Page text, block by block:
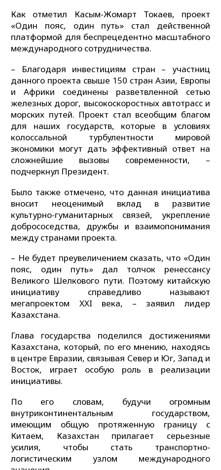
Как отметил Касым-Жомарт Токаев, проект
«Один пояс, один путь» стал действенной
платформой для беспрецедентно масштабного
международного сотрудничества.
– Благодаря инвестициям стран – участниц
данного проекта свыше 150 стран Азии, Европы
и Африки соединены разветвленной сетью
железных дорог, высокоскоростных автотрасс и
морских путей. Проект стал всеобщим благом
для наших государств, которые в условиях
колоссальной турбулентности мировой
экономики могут дать эффективный ответ на
сложнейшие вызовы современности, –
подчеркнул Президент.
Было также отмечено, что данная инициатива
вносит неоценимый вклад в развитие
культурно-гуманитарных связей, укрепление
добрососедства, дружбы и взаимопонимания
между странами проекта.
– Не будет преувеличением сказать, что «Один
пояс, один путь» дал толчок ренессансу
Великого Шелкового пути. Поэтому китайскую
инициативу справедливо называют
мегапроектом XXI века, – заявил лидер
Казахстана.
Глава государства поделился достижениями
Казахстана, который, по его мнению, находясь
в центре Евразии, связывая Север и Юг, Запад и
Восток, играет особую роль в реализации
инициативы.
По его словам, будучи огромным
внутриконтинентальным государством,
имеющим общую протяженную границу с
Китаем, Казахстан прилагает серьезные
усилия, чтобы стать транспортно-
логистическим узлом международного